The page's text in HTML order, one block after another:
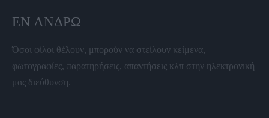
ΕΝ ΆΝΔΡΩ
Όσοι φίλοι θέλουν, μπορούν να στείλουν κείμενα,
φωτογραφίες, παρατηρήσεις, απαντήσεις κλπ στην ηλεκτρονική
μας διεύθυνση.